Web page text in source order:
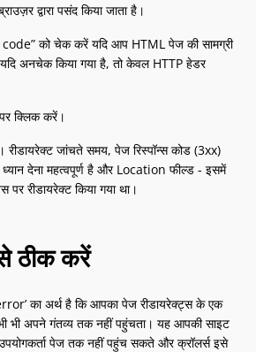
द्वारा पसंद किया जाता है।
को चेक करें यदि आप HTML पेज की सामग्री
अनचेक किया गया है, तो केवल HTTP हेडर
क्लिक करें।
जांचते समय, पेज रिस्पॉन्स कोड (3xx)
ध्यान देना महत्वपूर्ण है और Location फील्ड - इसमें
पर रीडायरेक्ट किया गया था।
ठीक करें
का अर्थ है कि आपका पेज रीडायरेक्ट्स के एक
अपने गंतव्य तक नहीं पहुंचता। यह आपकी साइट
पेज तक नहीं पहुंच सकते और क्रॉलर्स इसे